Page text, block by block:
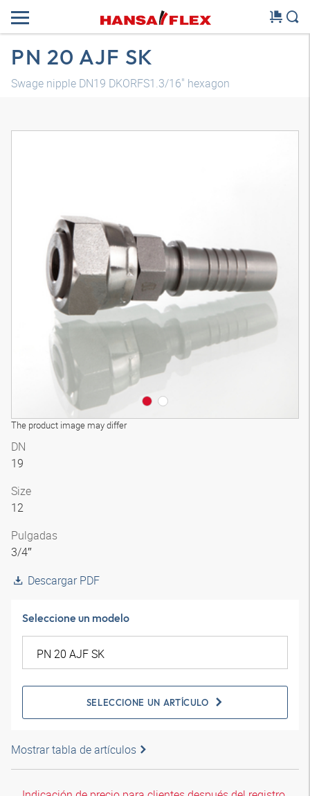
PN 20 AJF SK
Swage nipple DN19 DKORFS1.3/16" hexagon
The product image may differ
DN
19
Size
12
Pulgadas
3/4″
Descargar PDF
Seleccione un modelo
SELECCIONE UN ARTÍCULO
Mostrar tabla de artículos